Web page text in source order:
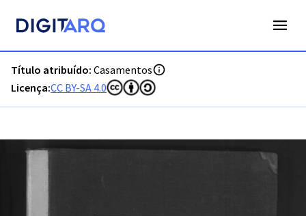
Título atribuído: Casamentos
Licença:CC BY-SA 4.0